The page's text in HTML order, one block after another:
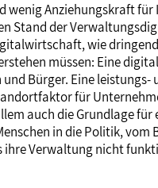
Anziehungskraft für
Stand der
wie
müssen: Eine
Bürger. Eine leistungs-
für
auch die Grundlage für
in die Politik, vom
ihre Verwaltung nicht